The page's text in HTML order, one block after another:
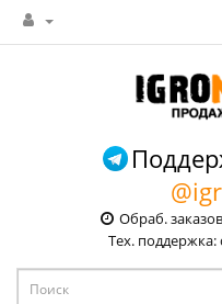
Обраб.
Тех. поддержка: